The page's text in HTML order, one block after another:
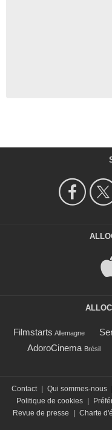
Filmstarts Allemagne
AdoroCinema Brésil
Contact Qui sommes-nous
Politique de cookies
Revue de presse
Charte